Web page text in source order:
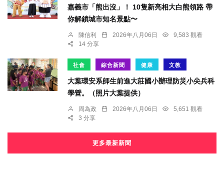
嘉義市「熊出沒」！ 10隻新亮相大白熊領路 帶
你解鎖城市知名景點〜
陳信利 2026年八月06日
9,583 觀看
14 分享
社會 綜合新聞 健康 文教
大葉環安系師生前進大莊國小辦理防災小尖兵科
學營。（照片大葉提供）
周為政 2026年八月06日
5,651 觀看
3 分享
更多最新新聞